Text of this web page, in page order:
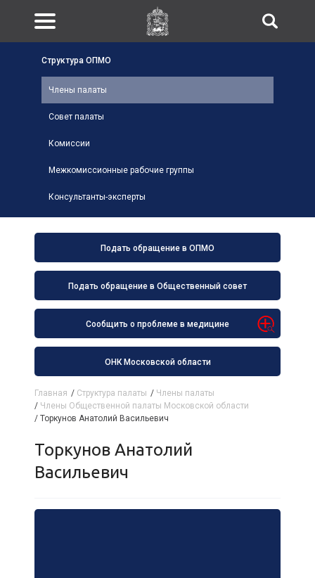
Подать обращение в ОПМО
Подать обращение в Общественный совет
Сообщить о проблеме в медицине
ОНК Московской области
Структура ОПМО
Члены палаты
Совет палаты
Комиссии
Межкомиссионные рабочие группы
Консультанты-эксперты
Главная / Структура палаты / Члены палаты
/ Члены Общественной палаты Московской области
/ Торкунов Анатолий Васильевич
Торкунов Анатолий
Васильевич